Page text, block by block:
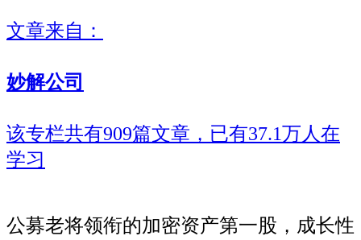
文章来自：
妙解公司
该专栏共有909篇文章，已有37.1万人在
学习
公募老将领衔的加密资产第一股，成长性